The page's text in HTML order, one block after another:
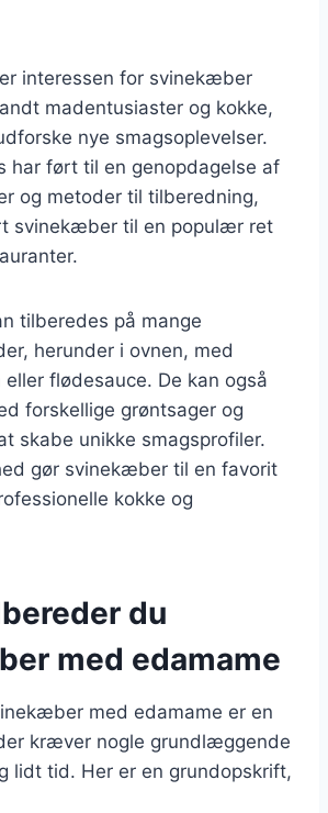
interessen for svinekæber
madentusiaster og kokke,
nye smagsoplevelser.
har ført til en genopdagelse af
og metoder til tilberedning,
svinekæber til en populær ret
tilberedes på mange
herunder i ovnen, med
flødesauce. De kan også
forskellige grøntsager og
skabe unikke smagsprofiler.
gør svinekæber til en favorit
kokke og
du
med edamame
med edamame er en
kræver nogle grundlæggende
lidt tid. Her er en grundopskrift,